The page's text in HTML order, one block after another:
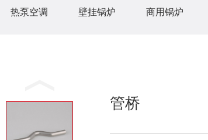
热泵空调 壁挂锅炉 商用锅炉
管桥